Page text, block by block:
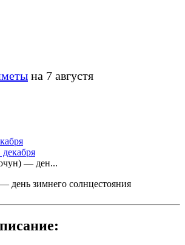
на 7 августя
— ден...
день зимнего солнцестояния